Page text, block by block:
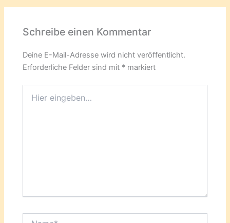
Schreibe einen Kommentar
Deine E-Mail-Adresse wird nicht veröffentlicht.
Erforderliche Felder sind mit * markiert
eingeben…